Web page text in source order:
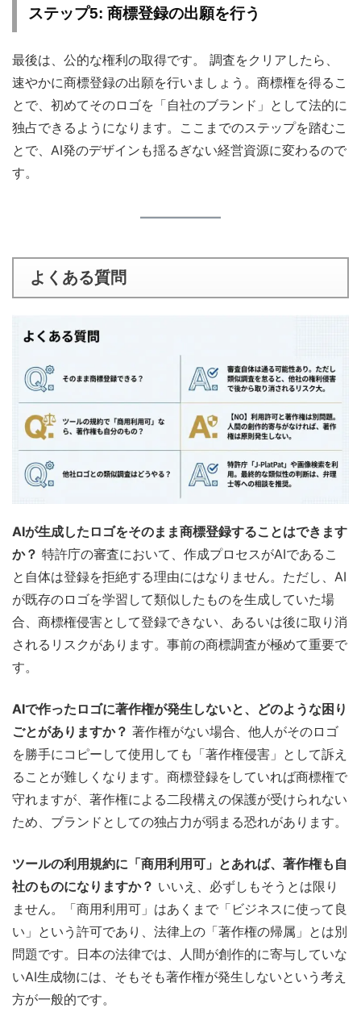
ステップ5: 商標登録の出願を行う
最後は、公的な権利の取得です。 調査をクリアしたら、
速やかに商標登録の出願を行いましょう。商標権を得るこ
とで、初めてそのロゴを「自社のブランド」として法的に
独占できるようになります。ここまでのステップを踏むこ
とで、AI発のデザインも揺るぎない経営資源に変わるので
す。
よくある質問
AIが生成したロゴをそのまま商標登録することはできます
か？ 特許庁の審査において、作成プロセスがAIであるこ
と自体は登録を拒絶する理由にはなりません。ただし、AI
が既存のロゴを学習して類似したものを生成していた場
合、商標権侵害として登録できない、あるいは後に取り消
されるリスクがあります。事前の商標調査が極めて重要で
す。
AIで作ったロゴに著作権が発生しないと、どのような困り
ごとがありますか？ 著作権がない場合、他人がそのロゴ
を勝手にコピーして使用しても「著作権侵害」として訴え
ることが難しくなります。商標登録をしていれば商標権で
守れますが、著作権による二段構えの保護が受けられない
ため、ブランドとしての独占力が弱まる恐れがあります。
ツールの利用規約に「商用利用可」とあれば、著作権も自
社のものになりますか？ いいえ、必ずしもそうとは限り
ません。「商用利用可」はあくまで「ビジネスに使って良
い」という許可であり、法律上の「著作権の帰属」とは別
問題です。日本の法律では、人間が創作的に寄与していな
いAI生成物には、そもそも著作権が発生しないという考え
方が一般的です。